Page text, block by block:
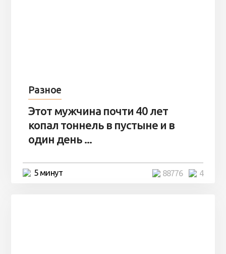
Разное
Этот мужчина почти 40 лет
копал тоннель в пустыне и в
один день ...
5 минут 4
88776